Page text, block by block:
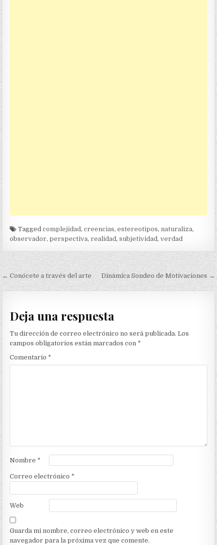
Taggedcomplejidad ,creencias,estereotipos, naturaliza,
observador,perspectiva,realidad ,subjetividad ,verdad
Navegación
de
entradas
← Conócete a través del arte Dinámica Sondeo de Motivaciones →
Deja una respuesta
Tu dirección de correo electrónico no será publicada. Los
campos obligatorios están marcados con *
Comentario *
Nombre *
Correo electrónico *
Web
Guarda mi nombre, correo electrónico y web en este
navegador para la próxima vez que comente.